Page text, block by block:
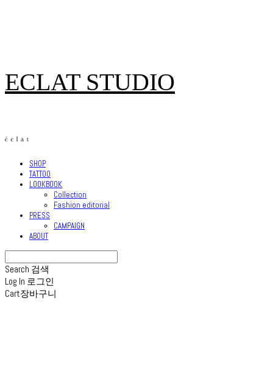
ECLAT STUDIO
SHOP
TATTOO
LOOKBOOK
Collection
Fashion editorial
PRESS
CAMPAIGN
ABOUT
Search 검색
Log In 로그인
Cart장바구니